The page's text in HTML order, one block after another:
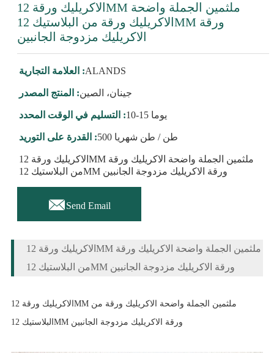
الاكريليك ورقة 12MM ملثمين الجملة واضحة
الاكريليك ورقة من البلاستيك 12MM ورقة
الاكريليك مزدوجة الجانبين
العلامة التجارية :ALANDS
المنتج المصدر :جينان، الصين
التسليم في الوقت المحدد : 10-15 يوما
القدرة على التوريد : 500 طن / طن شهريا
الاكريليك ورقة 12MM ملثمين الجملة واضحة الاكريليك ورقة
من البلاستيك 12MM ورقة الاكريليك مزدوجة الجانبين
Send Email
الاكريليك ورقة 12MM ملثمين الجملة واضحة الاكريليك ورقة
من البلاستيك 12MM ورقة الاكريليك مزدوجة الجانبين
الاكريليك ورقة 12MM ملثمين الجملة واضحة الاكريليك ورقة من
البلاستيك 12MM ورقة الاكريليك مزدوجة الجانبين